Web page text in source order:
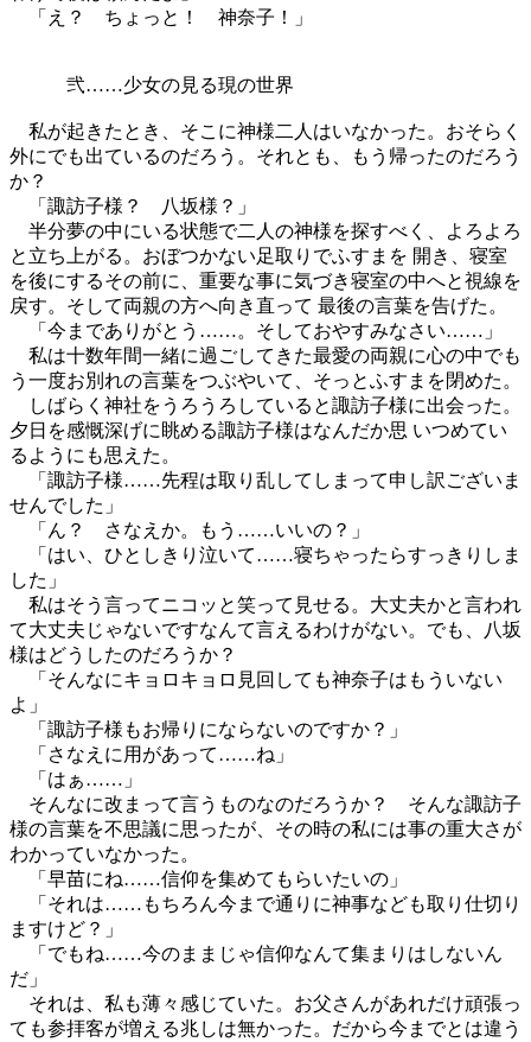
「え？ ちょっと！ 神奈子！」
弐……少女の見る現の世界
私が起きたとき、そこに神様二人はいなかった。おそらく
外にでも出ているのだろう。それとも、もう帰ったのだろう
か？
「諏訪子様？ 八坂様？」
半分夢の中にいる状態で二人の神様を探すべく、よろよろ
と立ち上がる。おぼつかない足取りでふすまを 開き、寝室
を後にするその前に、重要な事に気づき寝室の中へと視線を
戻す。そして両親の方へ向き直って 最後の言葉を告げた。
「今までありがとう……。そしておやすみなさい……」
私は十数年間一緒に過ごしてきた最愛の両親に心の中でも
う一度お別れの言葉をつぶやいて、そっとふすまを閉めた。
しばらく神社をうろうろしていると諏訪子様に出会った。
夕日を感慨深げに眺める諏訪子様はなんだか思 いつめてい
るようにも思えた。
「諏訪子様……先程は取り乱してしまって申し訳ございま
せんでした」
「ん？ さなえか。もう……いいの？」
「はい、ひとしきり泣いて……寝ちゃったらすっきりしま
した」
私はそう言ってニコッと笑って見せる。大丈夫かと言われ
て大丈夫じゃないですなんて言えるわけがない。でも、八坂
様はどうしたのだろうか？
「そんなにキョロキョロ見回しても神奈子はもういない
よ」
「諏訪子様もお帰りにならないのですか？」
「さなえに用があって……ね」
「はぁ……」
そんなに改まって言うものなのだろうか？ そんな諏訪子
様の言葉を不思議に思ったが、その時の私には事の重大さが
わかっていなかった。
「早苗にね……信仰を集めてもらいたいの」
「それは……もちろん今まで通りに神事なども取り仕切り
ますけど？」
「でもね……今のままじゃ信仰なんて集まりはしないん
だ」
それは、私も薄々感じていた。お父さんがあれだけ頑張っ
ても参拝客が増える兆しは無かった。だから今までとは違う